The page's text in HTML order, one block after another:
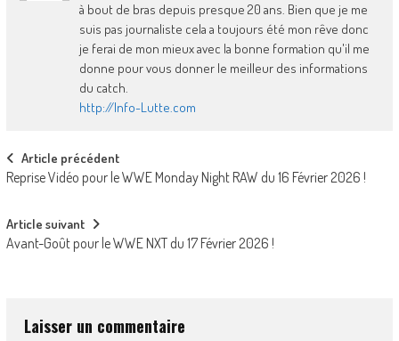
à bout de bras depuis presque 20 ans. Bien que je me
suis pas journaliste cela a toujours été mon rêve donc
je ferai de mon mieux avec la bonne formation qu'il me
donne pour vous donner le meilleur des informations
du catch.
http://Info-Lutte.com
Post
navigation
Article précédent
Reprise Vidéo pour le WWE Monday Night RAW du 16 Février 2026 !
Article suivant
Avant-Goût pour le WWE NXT du 17 Février 2026 !
Laisser un commentaire